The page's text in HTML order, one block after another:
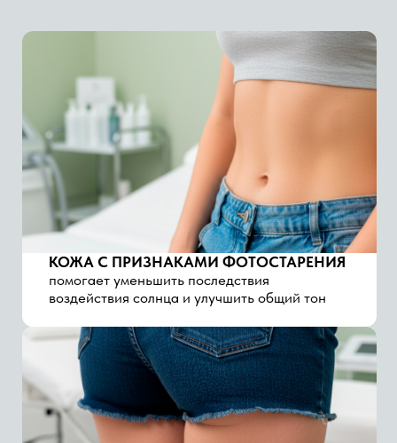
ПИГМЕНТАЦИЯ
подходит при наличии веснушек,
поствоспалительной и возрастной
пигментации